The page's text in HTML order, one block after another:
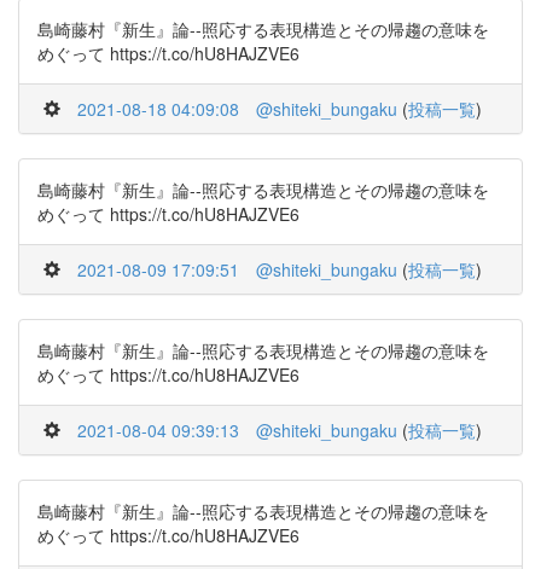
島崎藤村『新生』論--照応する表現構造とその帰趨の意味を
めぐって https://t.co/hU8HAJZVE6
2021-08-18 04:09:08 @shiteki_bungaku (投稿一覧)
島崎藤村『新生』論--照応する表現構造とその帰趨の意味を
めぐって https://t.co/hU8HAJZVE6
2021-08-09 17:09:51 @shiteki_bungaku (投稿一覧)
島崎藤村『新生』論--照応する表現構造とその帰趨の意味を
めぐって https://t.co/hU8HAJZVE6
2021-08-04 09:39:13 @shiteki_bungaku (投稿一覧)
島崎藤村『新生』論--照応する表現構造とその帰趨の意味を
めぐって https://t.co/hU8HAJZVE6